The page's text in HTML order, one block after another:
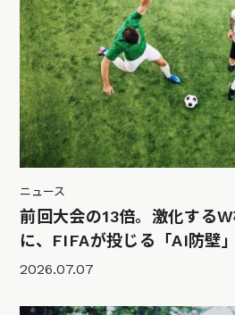
ニュース
前回大会の13倍。激化する
に、FIFAが投じる「AI防壁
2026.07.07